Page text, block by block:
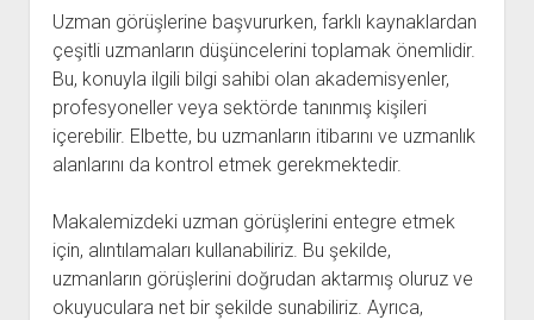
Uzman görüşlerine başvururken, farklı kaynaklardan
çeşitli uzmanların düşüncelerini toplamak önemlidir.
Bu, konuyla ilgili bilgi sahibi olan akademisyenler,
profesyoneller veya sektörde tanınmış kişileri
içerebilir. Elbette, bu uzmanların itibarını ve uzmanlık
alanlarını da kontrol etmek gerekmektedir.
Makalemizdeki uzman görüşlerini entegre etmek
için, alıntılamaları kullanabiliriz. Bu şekilde,
uzmanların görüşlerini doğrudan aktarmış oluruz ve
okuyuculara net bir şekilde sunabiliriz. Ayrıca,